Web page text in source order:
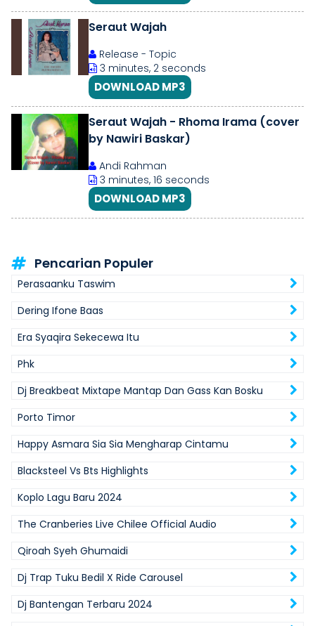
Seraut Wajah
Release - Topic
3 minutes, 2 seconds
DOWNLOAD MP3
Seraut Wajah - Rhoma Irama (cover
by Nawiri Baskar)
Andi Rahman
3 minutes, 16 seconds
DOWNLOAD MP3
Pencarian Populer
Perasaanku Taswim
Dering Ifone Baas
Era Syaqira Sekecewa Itu
Phk
Dj Breakbeat Mixtape Mantap Dan Gass Kan Bosku
Porto Timor
Happy Asmara Sia Sia Mengharap Cintamu
Blacksteel Vs Bts Highlights
Koplo Lagu Baru 2024
The Cranberies Live Chilee Official Audio
Qiroah Syeh Ghumaidi
Dj Trap Tuku Bedil X Ride Carousel
Dj Bantengan Terbaru 2024